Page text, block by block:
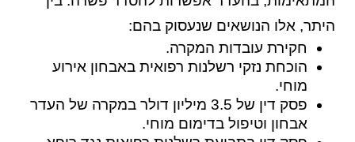
היתר, אלו הנושאים שנעסוק בהם:
חקירת עובדות המקרה.
הוכחת נזקי רשלנות רפואית באבחון אירוע
מוחי.
פסק דין של 3.5 מיליון דולר במקרה של העדר
אבחון וטיפול בדימום מוחי.